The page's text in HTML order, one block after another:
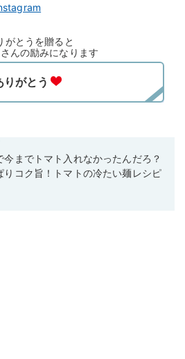
がとうを贈ると
んの励みになります
今までトマト入れなかったんだろ？
りコク旨！トマトの冷たい麺レシピ